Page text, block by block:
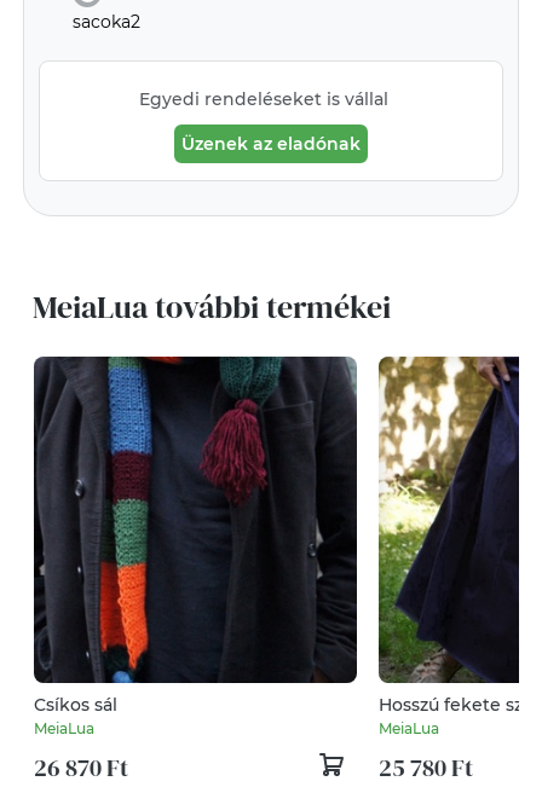
sacoka2
Egyedi rendeléseket is vállal
Üzenek az eladónak
MeiaLua további termékei
Csíkos sál
MeiaLua
26 870 Ft
Hosszú fekete
MeiaLua
25 780 Ft